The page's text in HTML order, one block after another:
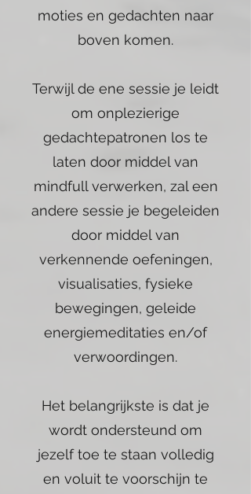
moties en gedachten naar
boven komen.
Terwijl de ene sessie je leidt
om onplezierige
gedachtepatronen los te
laten door middel van
mindfull verwerken, zal een
andere sessie je begeleiden
door middel van
verkennende oefeningen,
visualisaties, fysieke
bewegingen, geleide
energiemeditaties en/of
verwoordingen.
Het belangrijkste is dat je
wordt ondersteund om
jezelf toe te staan volledig
en voluit te voorschijn te